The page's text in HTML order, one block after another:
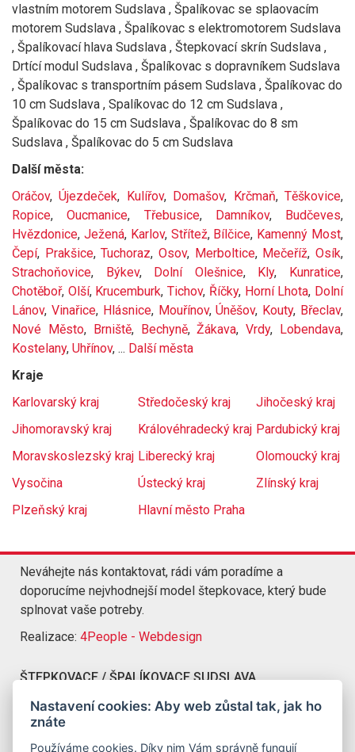
vlastním motorem Sudslava , Špalíkovac se splaovacím
motorem Sudslava , Špalíkovac s elektromotorem Sudslava
, Špalíkovací hlava Sudslava , Štepkovací skrín Sudslava ,
Drtící modul Sudslava , Špalíkovac s dopravníkem Sudslava
, Špalíkovac s transportním pásem Sudslava , Špalíkovac do
10 cm Sudslava , Spalíkovac do 12 cm Sudslava ,
Špalíkovac do 15 cm Sudslava , Špalíkovac do 8 sm
Sudslava , Špalíkovac do 5 cm Sudslava
Další města:
Oráčov,Újezdeček, Kulířov, Domašov, Krčmaň,Těškovice,
Ropice,Oucmanice, Třebusice, Damníkov, Budčeves,
Hvězdonice, Ježená, Karlov, Střítež, Bílčice, Kamenný Most,
Čepí, Prakšice,Tuchoraz,Osov, Merboltice, Mečeříž,Osík,
Strachoňovice, Býkev, Dolní Olešnice, Kly, Kunratice,
Chotěboř, Olší, Krucemburk,Tichov, Říčky, Horní Lhota, Dolní
Lánov, Vinařice, Hlásnice, Mouřínov,Úněšov, Kouty, Břeclav,
Nové Město, Brniště, Bechyně,Žákava,Vrdy, Lobendava,
Kostelany, Uhřínov, ... Další města
Kraje
Karlovarský kraj
Středočeský kraj
Jihočeský kraj
Jihomoravský kraj
Královéhradecký kraj Pardubický kraj
Moravskoslezský kraj Liberecký kraj
Olomoucký kraj
Vysočina
Ústecký kraj
Zlínský kraj
Plzeňský kraj
Hlavní město Praha
Neváhejte nás kontaktovat, rádi vám poradíme a
doporucíme nejvhodnejší model štepkovace, který bude
splnovat vaše potreby.
Realizace: 4People - Webdesign
ŠTEPKOVACE / ŠPALÍKOVACE SUDSLAVA
Kompletní nabídka štepkovacu a špalíkovacu Sudslava
Nastavení cookies: Aby web zůstal tak, jak ho
znáte
Používáme cookies. Díky nim Vám správně fungují